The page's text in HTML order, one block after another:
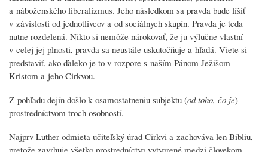
a náboženského liberalizmus. Jeho následkom sa pravda bude líšiť
v závislosti od jednotlivcov a od sociálnych skupín. Pravda je teda
nutne rozdelená. Nikto si nemôže nárokovať, že ju výlučne vlastní
v celej jej plnosti, pravda sa neustále uskutočňuje a hľadá. Viete si
predstaviť, ako ďaleko je to v rozpore s naším Pánom Ježišom
Kristom a jeho Cirkvou.
Z pohľadu dejín došlo k osamostatneniu subjektu (od toho, čo je)
prostredníctvom troch osobností.
Najprv Luther odmieta učiteľský úrad Cirkvi a zachováva len Bibliu,